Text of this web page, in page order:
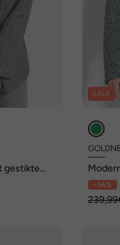
gestikte
SALE
inzet
- 56%